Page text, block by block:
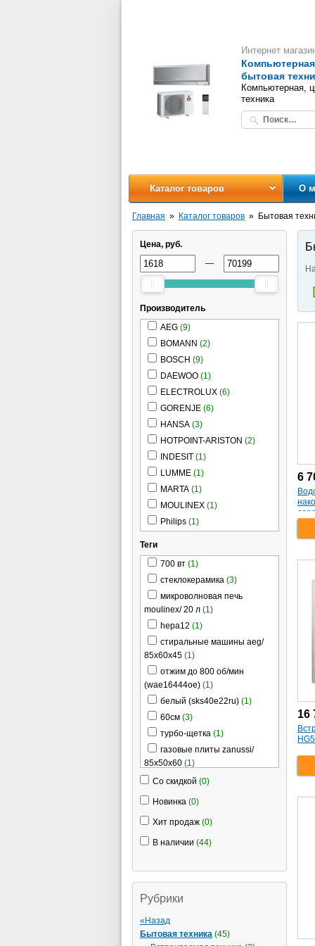
Интернет
бытовая
Компьютерная,
техника
Каталог товаров О
Главная Каталог товаров Бытовая
Цена, руб.
—
Производитель
AEG (9)
BOMANN (2)
BOSCH (9)
DAEWOO (1)
ELECTROLUX (6)
GORENJE (6)
HANSA (3)
HOTPOINT-ARISTON (2)
INDESIT (1)
LUMME (1)
MARTA (1)
MOULINEX (1)
Philips (1)
ZANUSSI (1)
Теги
700 вт (1)
стеклокерамика (3)
микроволновая печь
moulinex/ 20 л (1)
hepa12 (1)
стиральные машины aeg/
85x60x45 (1)
отжим до 800 об/мин
(wae16444oe) (1)
белый (sks40e22ru) (1)
60см (3)
турбо-щетка (1)
газовые плиты zanussi/
85x50x60 (1)
стиральная машина
дисплей (3)
700вт (1)
гриль (3)
(egg57352nx) (1)
(1)
морозильная камера
bomann/ 84.5x54.4x57
Со скидкой (0)
Новинка (0)
Хит продаж (0)
В наличии (44)
Рубрики
«Назад
Бытовая техника (45)
6
30V)
16